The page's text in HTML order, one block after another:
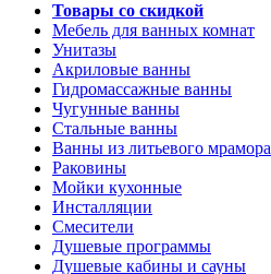
Товары со скидкой
Мебель для ванных комнат
Унитазы
Акриловые ванны
Гидромассажные ванны
Чугунные ванны
Стальные ванны
Ванны из литьевого мрамора
Раковины
Мойки кухонные
Инсталляции
Смесители
Душевые программы
Душевые кабины и сауны